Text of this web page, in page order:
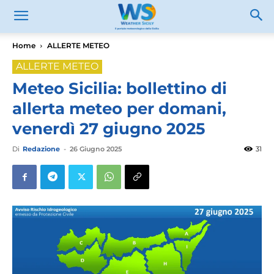
Home ALLERTE METEO
ALLERTE METEO
Meteo Sicilia: bollettino di
allerta meteo per domani,
venerdì 27 giugno 2025
Di Redazione - 26 Giugno 2025 31